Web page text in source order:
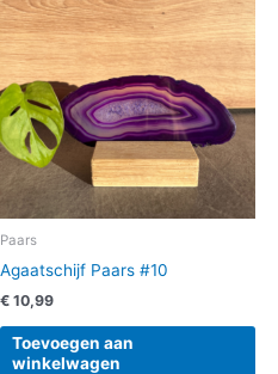
Paars
Agaatschijf Paars #10
€ 10,99
Toevoegen aan
winkelwagen